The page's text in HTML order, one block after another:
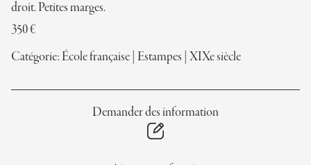
droit. Petites marges.
350€
Catégorie: École française Estampes XIXe siècle
Demander des information